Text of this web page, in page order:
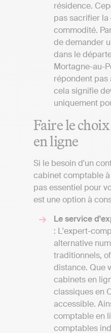
résidence.
pas sacrifier
commodité.
de demander
dans le
Mortagne-au-
répondent pas
cela signifie
uniquement
Faire le
en ligne
Si le besoin d'un
cabinet comptable
pas essentiel pour
est une option à
Le service
: L'expert-
alternative
traditionnels,
distance. Que
cabinets en
classiques en
accessible.
comptable en
comptables